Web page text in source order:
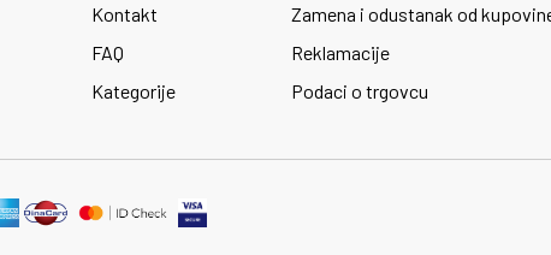
Kontakt
FAQ
Kategorije
Zamena i odustanak od
Reklamacije
Podaci o trgovcu